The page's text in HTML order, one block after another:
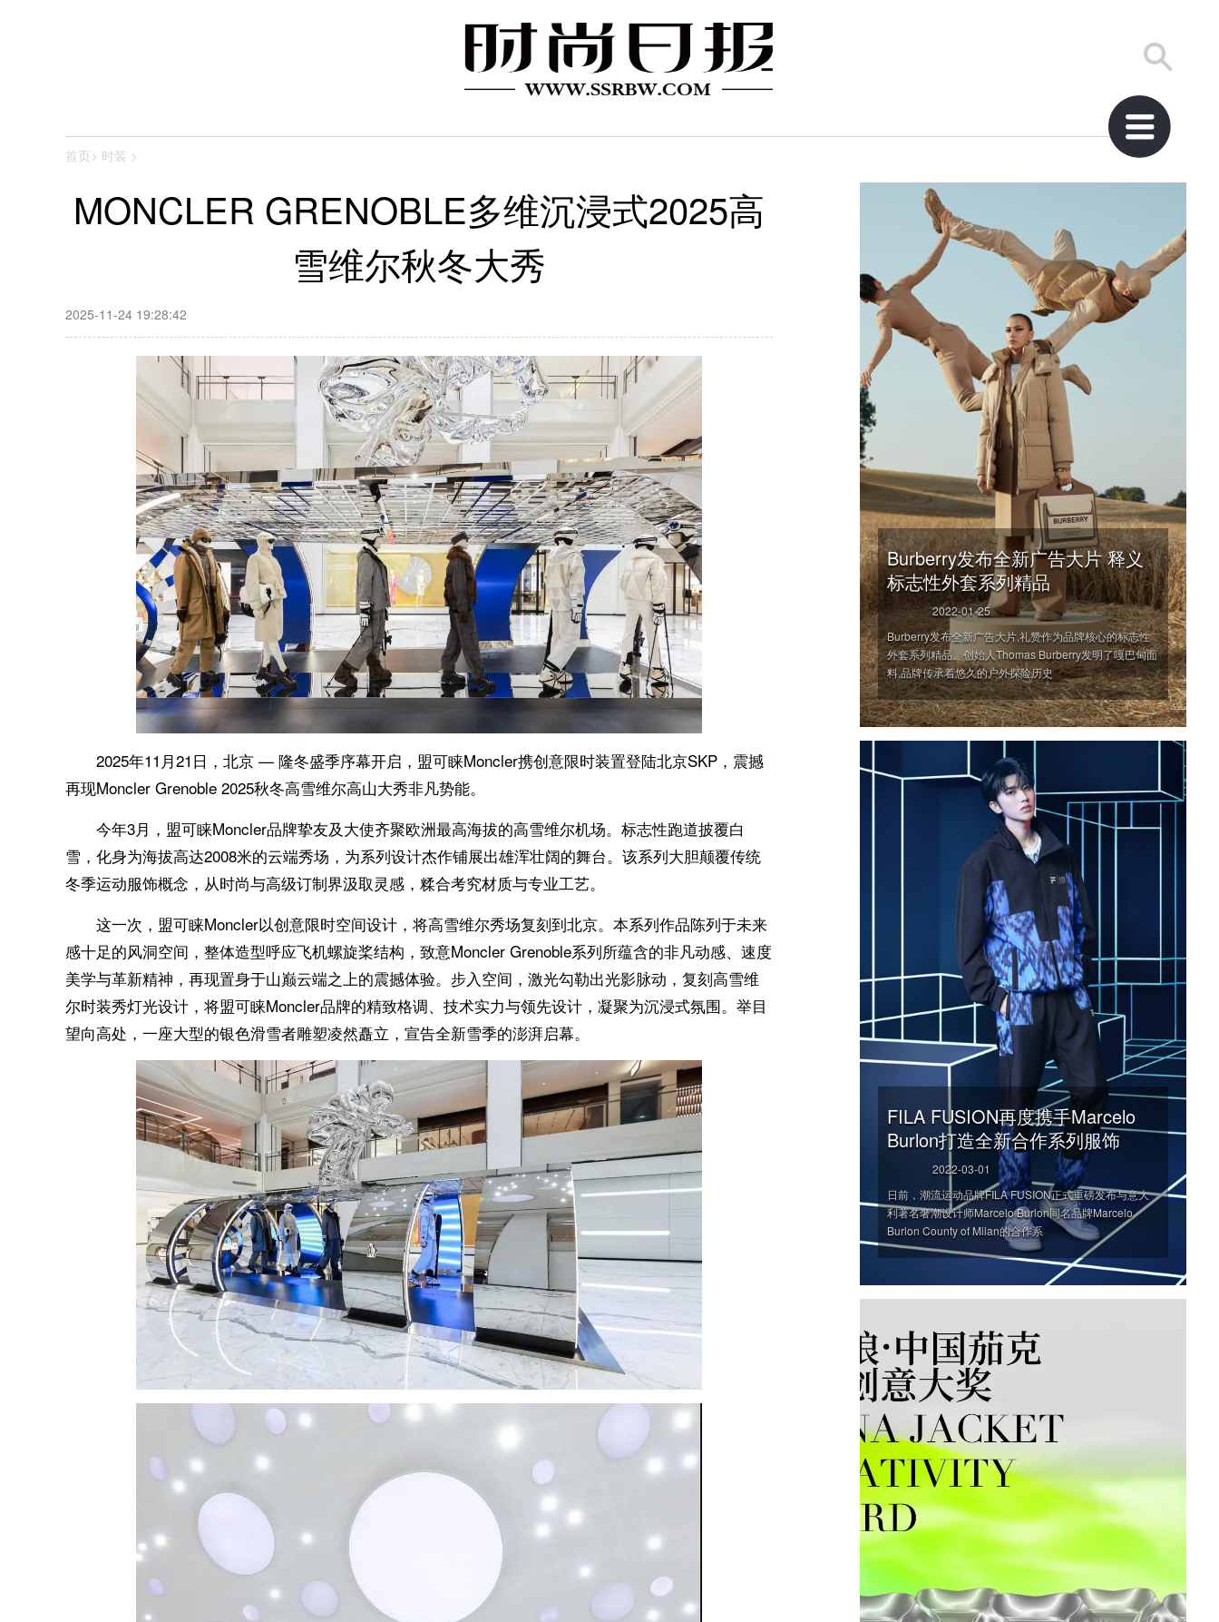
首页> 时装 >
MONCLER GRENOBLE多维沉浸式2025高
雪维尔秋冬大秀
2025-11-24 19:28:42
2025年11月21日，北京 — 隆冬盛季序幕开启，盟可睐Moncler携创意限时装置登陆北京SKP，震撼
再现Moncler Grenoble 2025秋冬高雪维尔高山大秀非凡势能。
今年3月，盟可睐Moncler品牌挚友及大使齐聚欧洲最高海拔的高雪维尔机场。标志性跑道披覆白
雪，化身为海拔高达2008米的云端秀场，为系列设计杰作铺展出雄浑壮阔的舞台。该系列大胆颠覆传统
冬季运动服饰概念，从时尚与高级订制界汲取灵感，糅合考究材质与专业工艺。
这一次，盟可睐Moncler以创意限时空间设计，将高雪维尔秀场复刻到北京。本系列作品陈列于未来
感十足的风洞空间，整体造型呼应飞机螺旋桨结构，致意Moncler Grenoble系列所蕴含的非凡动感、速度
美学与革新精神，再现置身于山巅云端之上的震撼体验。步入空间，激光勾勒出光影脉动，复刻高雪维
尔时装秀灯光设计，将盟可睐Moncler品牌的精致格调、技术实力与领先设计，凝聚为沉浸式氛围。举目
望向高处，一座大型的银色滑雪者雕塑凌然矗立，宣告全新雪季的澎湃启幕。
'
Burberry发布全新广告大片 释义
标志性外套系列精品
2022-01-25
Burberry发布全新广告大片,礼赞作为品牌核心的标志性
外套系列精品。创始人Thomas Burberry发明了嘎巴甸面
料,品牌传承着悠久的户外探险历史
'
FILA FUSION再度携手Marcelo
Burlon打造全新合作系列服饰
2022-03-01
日前，潮流运动品牌FILA FUSION正式重磅发布与意大
利著名奢潮设计师Marcelo Burlon同名品牌Marcelo
Burlon County of Milan的合作系